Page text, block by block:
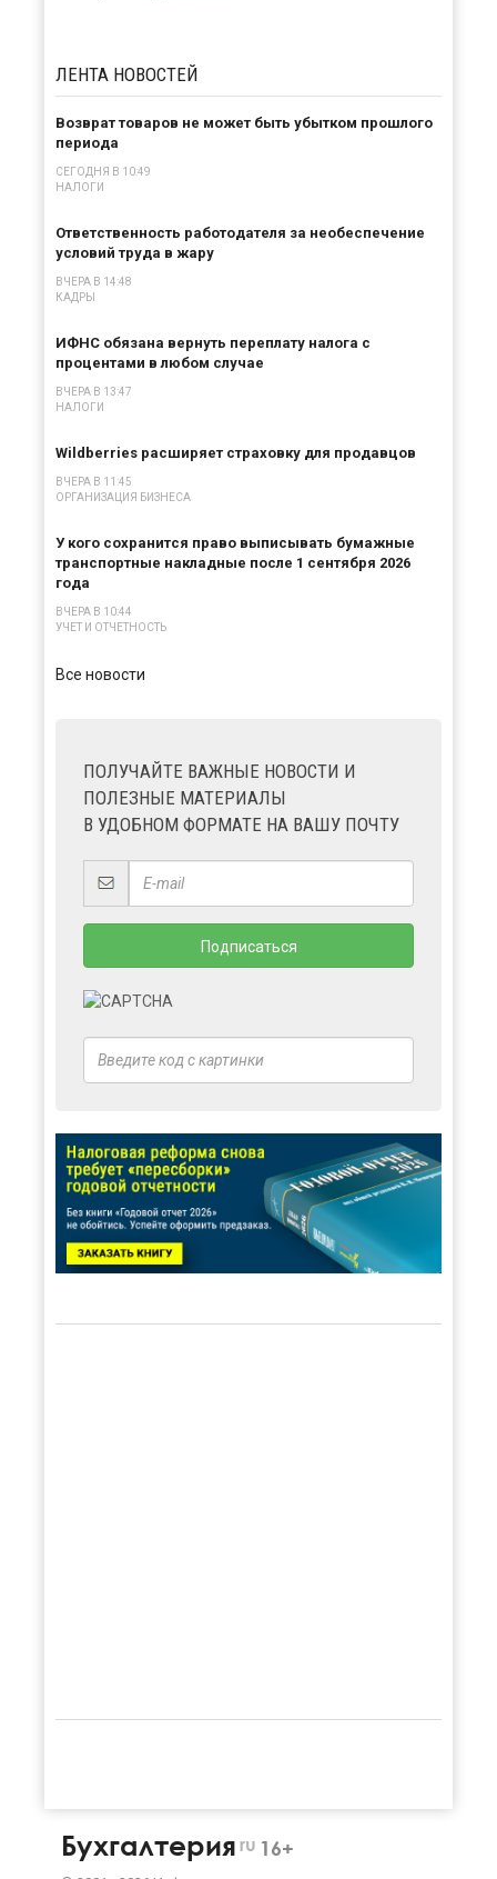
ЛЕНТА НОВОСТЕЙ
Возврат товаров не может быть убытком прошлого
периода
СЕГОДНЯ В 10:49
НАЛОГИ
Ответственность работодателя за необеспечение
условий труда в жару
ВЧЕРА В 14:48
КАДРЫ
ИФНС обязана вернуть переплату налога с
процентами в любом случае
ВЧЕРА В 13:47
НАЛОГИ
Wildberries расширяет страховку для продавцов
ВЧЕРА В 11:45
ОРГАНИЗАЦИЯ БИЗНЕСА
У кого сохранится право выписывать бумажные
транспортные накладные после 1 сентября 2026
года
ВЧЕРА В 10:44
УЧЕТ И ОТЧЕТНОСТЬ
Все новости
ПОЛУЧАЙТЕ ВАЖНЫЕ НОВОСТИ И
ПОЛЕЗНЫЕ МАТЕРИАЛЫ
В УДОБНОМ ФОРМАТЕ НА ВАШУ ПОЧТУ
Бухгалтерия ru 16+